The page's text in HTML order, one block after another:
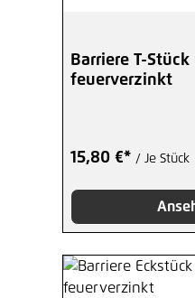
Barriere T-
feuerverzinkt
15,80 €* / Je Stück